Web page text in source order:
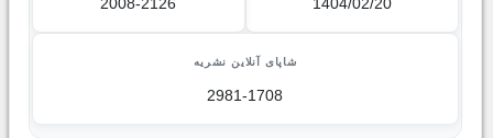
1404/02/20
2008-2126
شاپای آنلاین نشریه
2981-1708